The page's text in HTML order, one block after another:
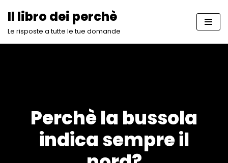
Vai
Il libro dei perchè
Le risposte a tutte le tue domande
Perchè la bussola
indica sempre il